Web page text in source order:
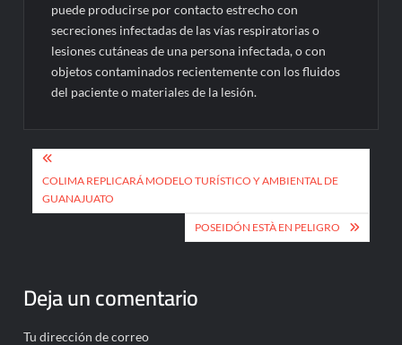
puede producirse por contacto estrecho con
secreciones infectadas de las vías respiratorias o
lesiones cutáneas de una persona infectada, o con
objetos contaminados recientemente con los fluidos
del paciente o materiales de la lesión.
Navegación
de
entradas
COLIMA REPLICARÁ MODELO TURÍSTICO Y AMBIENTAL DE
GUANAJUATO
POSEIDÓN ESTÀ EN PELIGRO
Deja un comentario
Tu dirección de correo